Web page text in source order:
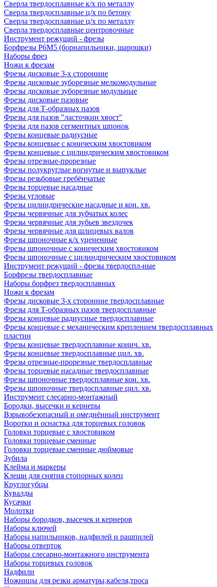
Сверла твердосплавные к/х по металлу
Сверла твердосплавные ц/х по бетону
Сверла твердосплавные ц/х по металлу
Сверла твердосплавные центровочные
Инструмент режущий - фрезы
Борфрезы Р6М5 (борнапильники, шарошки)
Наборы фрез
Ножи к фрезам
Фрезы дисковые 3-х сторонние
Фрезы дисковые зуборезные мелкомодульные
Фрезы дисковые зуборезные модульные
Фрезы дисковые пазовые
Фрезы для Т-образных пазов
Фрезы для пазов "ласточкин хвост"
Фрезы для пазов сегментных шпонок
Фрезы концевые радиусные
Фрезы концевые с коническим хвостовиком
Фрезы концевые с цилиндрическим хвостовиком
Фрезы отрезные-прорезные
Фрезы полукруглые вогнутые и выпуклые
Фрезы резьбовые гребёнчатые
Фрезы торцевые насадные
Фрезы угловые
Фрезы цилиндрические насадные и кон. хв.
Фрезы червячные для зубчатых колес
Фрезы червячные для зубьев звездочек
Фрезы червячные для шлицевых валов
Фрезы шпоночные к/х уцененные
Фрезы шпоночные с коническим хвостовиком
Фрезы шпоночные с цилиндрическим хвостовиком
Инструмент режущий - фрезы твердоспл-ные
Борфрезы твердосплавные
Наборы борфрез твердосплавных
Ножи к фрезам
Фрезы дисковые 3-х сторонние твердосплавные
Фрезы для Т-образных пазов твердосплавные
Фрезы концевые радиусные твердосплавные
Фрезы концевые с механическим креплением твердосплавных
пластин
Фрезы концевые твердосплавные конич. хв.
Фрезы концевые твердосплавные цил. хв.
Фрезы отрезные-прорезные твердосплавные
Фрезы торцевые насадные твердосплавные
Фрезы шпоночные твердосплавные кон. хв.
Фрезы шпоночные твердосплавные цил. хв.
Инструмент слесарно-монтажный
Бородки, высечки и кернеры
Взрывобезопасный и омеднённый инструмент
Воротки и оснаcтка для торцевых головок
Головки торцевые с хвостовиком
Головки торцевые сменные
Головки торцевые сменные дюймовые
Зубила
Клейма и маркеры
Клещи для снятия стопорных колец
Круглогубцы
Кувалды
Кусачки
Молотки
Наборы бородков, высечек и кернеров
Наборы ключей
Наборы напильников, надфилей и рашпилей
Наборы отверток
Наборы слесарно-монтажного инструмента
Наборы торцевых головок
Надфили
Ножницы для резки арматуры,кабеля,троса